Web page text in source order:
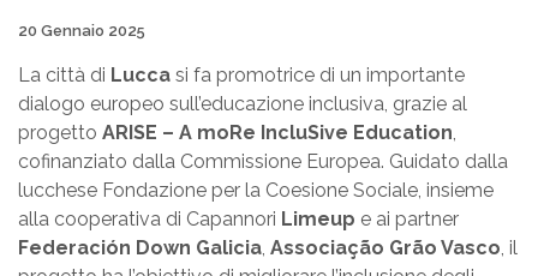
Pubblicato il
20 Gennaio 2025
La città di Lucca si fa promotrice di un importante
dialogo europeo sull’educazione inclusiva, grazie al
progetto ARISE – A moRe IncluSive Education,
cofinanziato dalla Commissione Europea. Guidato dalla
lucchese Fondazione per la Coesione Sociale, insieme
alla cooperativa di Capannori Limeup e ai partner
Federación Down Galicia, Associação Grão Vasco, il